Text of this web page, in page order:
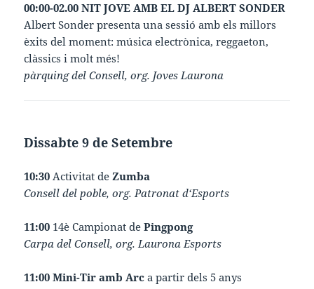
00:00-02.00 NIT JOVE AMB EL DJ ALBERT SONDER
Albert Sonder presenta una sessió amb els millors
èxits del moment: música electrònica, reggaeton,
clàssics i molt més!
pàrquing del Consell, org. Joves Laurona
Dissabte 9 de Setembre
10:30 Activitat deZumba
Consell del poble, org. Patronat d‘Esports
11:00 14è Campionat dePingpong
Carpa del Consell, org. Laurona Esports
11:00 Mini-Tir amb Arc a partir dels 5 anys